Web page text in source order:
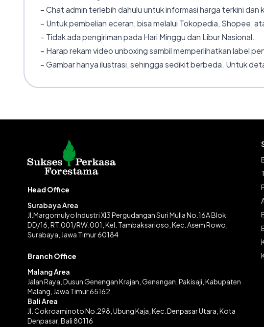
– Chat admin terlebih dahulu untuk informasi harga terkini
– Untuk pembelian eceran, bisa melalui Tokopedia, Shopee,
– Tidak ada pengiriman pada Hari Minggu dan Libur Nasional.
– Harap rekam video unboxing sambil memperlihatkan label
– Gambar hanya ilustrasi, sehingga sedikit berbeda. Untuk
Head Office
Surabaya Area
Jl.Margomulyo Industri XI3 Pergudangan Suri Mulia No.16A Blok
DD/16, RT.001/RW.001, Kel. Tambaksarioso, Kec. Asem Rowo,
Surabaya, Jawa Timur 60184
Branch Office
Malang Area
Jalan Raya, Dusun Genengan Krajan, Genengan, Pakisaji, Kabupaten
Malang, Jawa Timur 65162
Bali Area
Jl. Cokroaminoto No.298, Ubung Kaja, Kec. Denpasar Utara, Kota
Denpasar, Bali 80116